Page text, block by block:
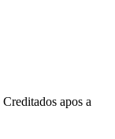
Creditados apos a